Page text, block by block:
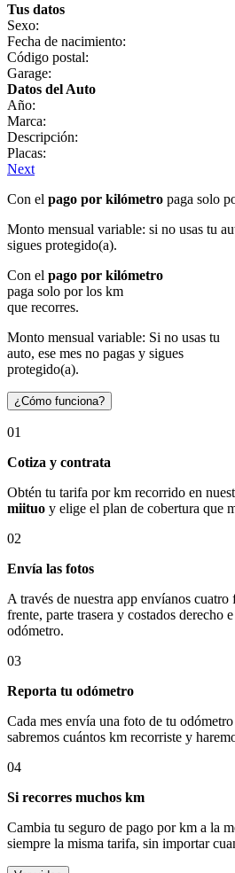
Tus datos
Sexo:
Fecha de nacimiento:
Código postal:
Garage:
Datos del Auto
Año:
Marca:
Descripción:
Placas:
Next
Con el pago por kilómetro paga solo
Monto mensual variable: si no usas tu
sigues protegido(a).
Con el pago por kilómetro
paga solo por los km
que recorres.
Monto mensual variable: Si no usas tu
auto, ese mes no pagas y sigues
protegido(a).
¿Cómo funciona?
01
Cotiza y contrata
Obtén tu tarifa por km recorrido en
miituo y elige el plan de cobertura que
02
Envía las fotos
A través de nuestra app envíanos cuatro
frente, parte trasera y costados derecho
odómetro.
03
Reporta tu odómetro
Cada mes envía una foto de tu
sabremos cuántos km recorriste y
04
Si recorres muchos km
Cambia tu seguro de pago por km a la
siempre la misma tarifa, sin importar